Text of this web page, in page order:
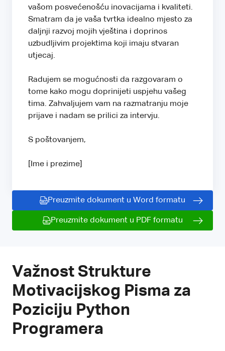
vašom posvećenošću inovacijama i kvaliteti.
Smatram da je vaša tvrtka idealno mjesto za
daljnji razvoj mojih vještina i doprinos
uzbudljivim projektima koji imaju stvaran
utjecaj.
Radujem se mogućnosti da razgovaram o
tome kako mogu doprinijeti uspjehu vašeg
tima. Zahvaljujem vam na razmatranju moje
prijave i nadam se prilici za intervju.
S poštovanjem,
[Ime i prezime]
Preuzmite dokument u Word formatu
Preuzmite dokument u PDF formatu
Važnost Strukture
Motivacijskog Pisma za
Poziciju Python
Programera